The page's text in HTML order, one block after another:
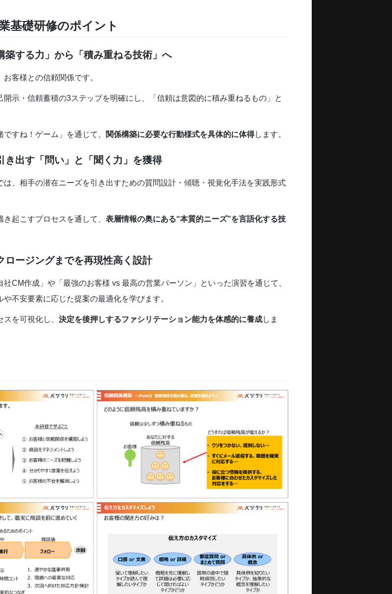
基礎研修のポイント
築する力」から「積み重ねる技術」へ
客様との信頼関係です。
示・信頼蓄積の3ステップを明確にし、「信頼は意図的に積み重ねるもの」と
すね！ゲーム」を通じて、 関係構築に必要な行動様式を具体的に体得します。
き出す「問い」と「聞く力」を獲得
は、相手の潜在ニーズを引き出すための質問設計・傾聴・視覚化手法を実践形式
起こすプロセスを通して、 表層情報の奥にある“本質的ニーズ”を言語化する技
ロージングまでを再現性高く設計
CM作成」や「最強のお客様 vs 最高の営業パーソン」といった演習を通じて、
不安要素に応じた提案の最適化を学びます。
を可視化し、 決定を後押しするファシリテーション能力を体感的に養成しま